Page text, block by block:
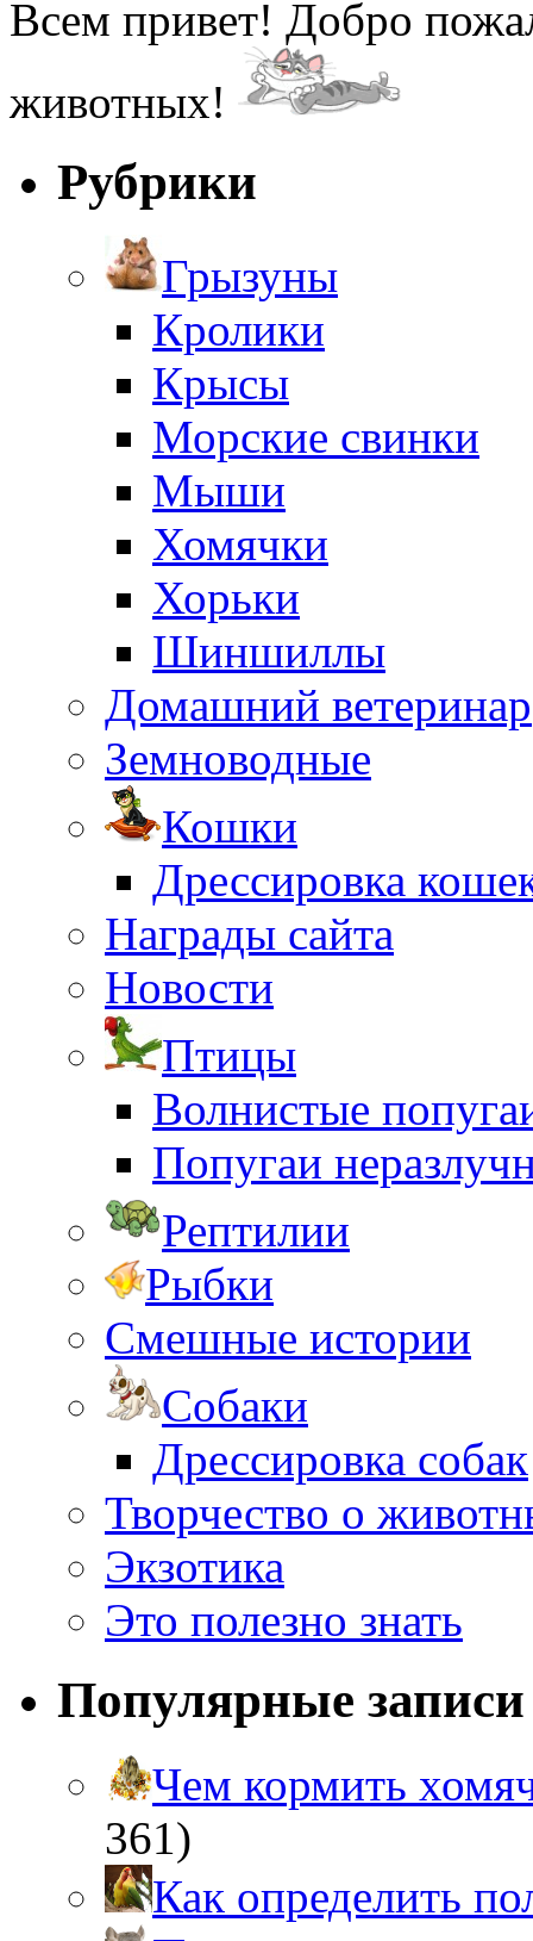
Всем привет! Добро
животных!
Рубрики
Грызуны
Кролики
Крысы
Морские свинки
Мыши
Хомячки
Хорьки
Шиншиллы
Домашний ветеринар
Земноводные
Кошки
Дрессировка
Награды сайта
Новости
Птицы
Волнистые
Попугаи
Рептилии
Рыбки
Смешные истории
Собаки
Дрессировка собак
Творчество о
Экзотика
Это полезно знать
Популярные записи
Чем кормить
361)
Как определить